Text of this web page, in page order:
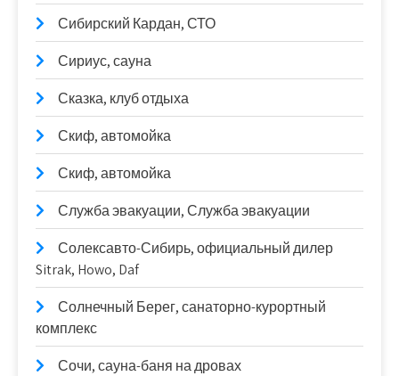
Сибирский Кардан, СТО
Сириус, сауна
Сказка, клуб отдыха
Скиф, автомойка
Скиф, автомойка
Служба эвакуации, Служба эвакуации
Солексавто-Сибирь, официальный дилер
Sitrak, Howo, Daf
Солнечный Берег, санаторно-курортный
комплекс
Сочи, сауна-баня на дровах